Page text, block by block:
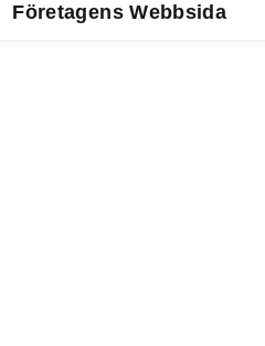
Företagens Webbsida